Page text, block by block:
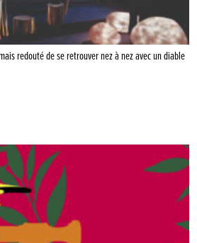
redouté de se retrouver nez à nez avec un diable